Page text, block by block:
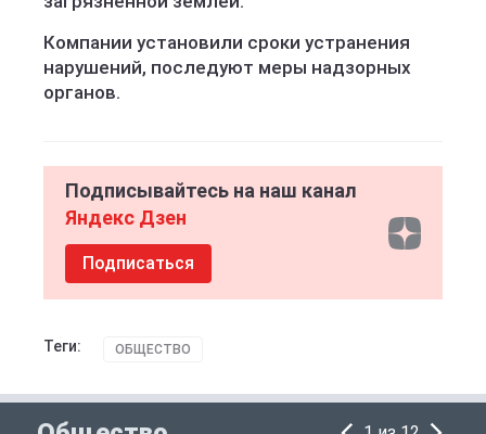
Компании установили сроки устранения
нарушений, последуют меры надзорных
органов.
Подписывайтесь на наш канал
Яндекс Дзен
Подписаться
Теги: ОБЩЕСТВО